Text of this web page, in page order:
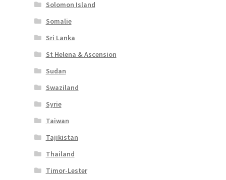
Solomon Island
Somalie
Sri Lanka
St Helena & Ascension
Sudan
Swaziland
Syrie
Taiwan
Tajikistan
Thailand
Timor-Lester